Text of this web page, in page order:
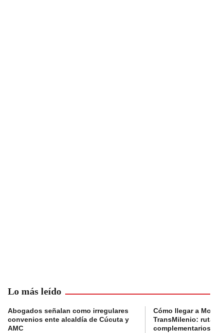
Lo más leído
Abogados señalan como irregulares
convenios ente alcaldía de Cúcuta y
AMC
Cómo llegar a
TransMilenio:
complementarios